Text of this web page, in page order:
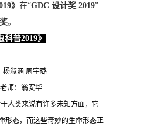
》在“GDC 设计奖 2019”
。
科普2019》
杨淑涵 周宇璐
师：翁安华
人类来说有许多未知方面，它
形态，而这些奇妙的生命形态正